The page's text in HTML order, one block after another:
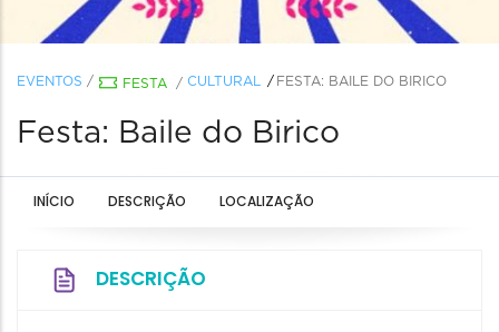
EVENTOS / FESTA / CULTURAL FESTA: BAILE DO BIRICO
Festa: Baile do Birico
INÍCIO DESCRIÇÃO LOCALIZAÇÃO
DESCRIÇÃO